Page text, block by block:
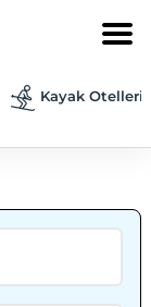
Kayak Otelleri